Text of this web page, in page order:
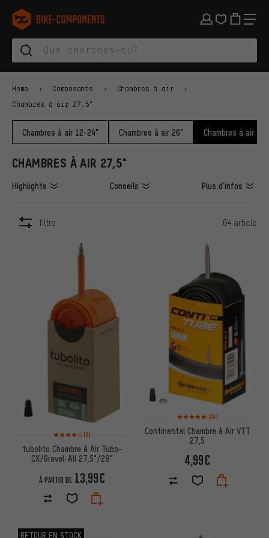
Aller à la navigation principale
Aller à la navigation des catégories
Aller au contenu
Aller aux marques et à la newsletter
Aller au pied de page
bike-components.de Page d'accueil
Home Composants Chambres à air
Chambres à air 27,5"
Chambres à air 12-24" Chambres à air 26" Chambres à air
CHAMBRES À AIR 27,5"
Highlights Conseils Plus d'infos
filtre 64 article
Note moyenne : 4 sur 5 d'après 6 avis
(6)
tubolito Chambre à Air Tubo-
CX/Gravel-All 27,5"/28"
À PARTIR DE 13,99€
Note moyenne : 5 sur 5 d'après
(24)
Continental Chambre à Air VTT
27,5
4,99€
RETOUR EN STOCK